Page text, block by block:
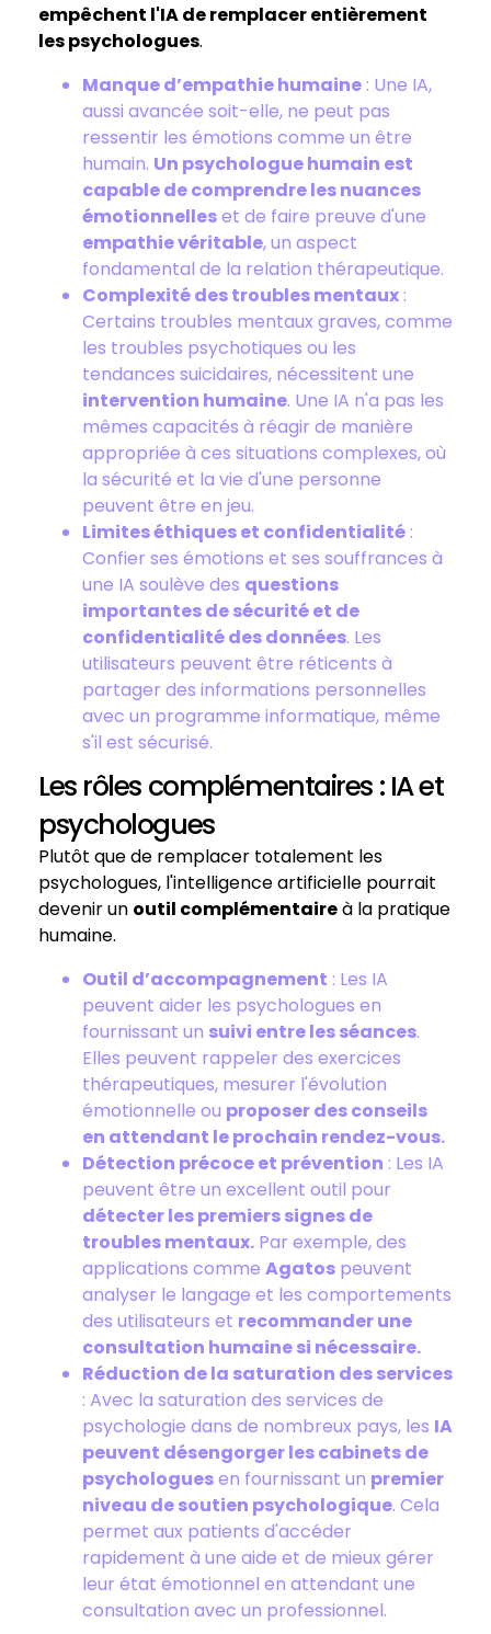
empêchent l'IA de remplacer entièrement
les psychologues.
Manque d’empathie humaine : Une IA,
aussi avancée soit-elle, ne peut pas
ressentir les émotions comme un être
humain. Un psychologue humain est
capable de comprendre les nuances
émotionnelleset de faire preuve d'une
empathie véritable, un aspect
fondamental de la relation thérapeutique.
Complexité des troubles mentaux :
Certains troubles mentaux graves, comme
les troubles psychotiques ou les
tendances suicidaires, nécessitent une
intervention humaine. Une IA n'a pas les
mêmes capacités à réagir de manière
appropriée à ces situations complexes, où
la sécurité et la vie d'une personne
peuvent être en jeu.
Limites éthiques et confidentialité :
Confier ses émotions et ses souffrances à
une IA soulève des questions
importantes de sécurité et de
confidentialité des données. Les
utilisateurs peuvent être réticents à
partager des informations personnelles
avec un programme informatique, même
s'il est sécurisé.
Les rôles complémentaires : IA et
psychologues
Plutôt que de remplacer totalement les
psychologues, l'intelligence artificielle pourrait
devenir un outil complémentaireà la pratique
humaine.
Outil d’accompagnement : Les IA
peuvent aider les psychologues en
fournissant un suivi entre les séances.
Elles peuvent rappeler des exercices
thérapeutiques, mesurer l'évolution
émotionnelle ou proposer des conseils
en attendant le prochain rendez-vous.
Détection précoce et prévention : Les IA
peuvent être un excellent outil pour
détecter les premiers signes de
troubles mentaux. Par exemple, des
applications comme Agatos peuvent
analyser le langage et les comportements
des utilisateurs et recommander une
consultation humaine si nécessaire.
Réduction de la saturation des services
: Avec la saturation des services de
psychologie dans de nombreux pays, les IA
peuvent désengorger les cabinets de
psychologuesen fournissant un premier
niveau de soutien psychologique. Cela
permet aux patients d'accéder
rapidement à une aide et de mieux gérer
leur état émotionnel en attendant une
consultation avec un professionnel.